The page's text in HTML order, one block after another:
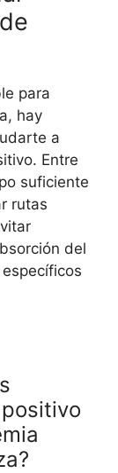
para
hay
a
Entre
suficiente
rutas
del